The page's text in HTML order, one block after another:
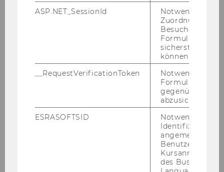
Mitra Schafferhofer
Lisa-Maria Lukasser
Tosca Wendt
ASP.NET_SessionId
Notwendig, um
Zuordnung von
Besucher zu
sicherstellen zu
können.
__RequestVerificationToken
Notwendig, um
gegenüber
abzusichern.
ESRASOFTSID
Notwendig zur
Identifizierung
angemeldeten
Benutzers im
des Business